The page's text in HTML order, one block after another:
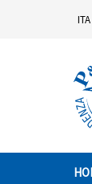
ITA